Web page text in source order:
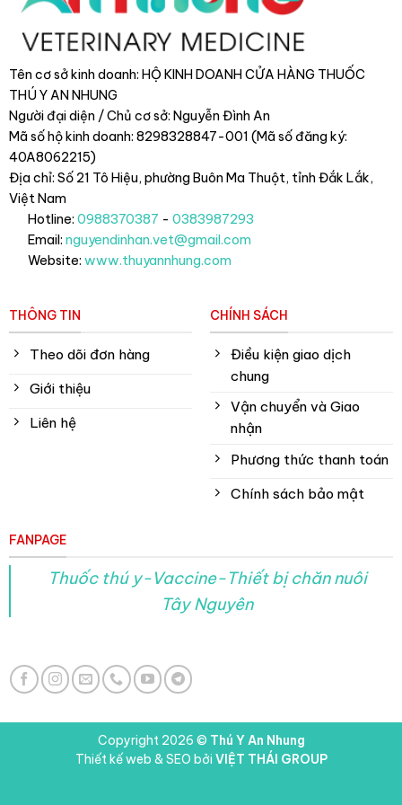
Tên cơ sở kinh doanh: HỘ KINH DOANH CỬA HÀNG THUỐC
THÚ Y AN NHUNG
Người đại diện / Chủ cơ sở: Nguyễn Đình An
Mã số hộ kinh doanh: 8298328847-001 (Mã số đăng ký:
40A8062215)
Địa chỉ: Số 21 Tô Hiệu, phường Buôn Ma Thuột, tỉnh Đắk Lắk,
Việt Nam
Hotline: 0988370387 - 0383987293
Email: nguyendinhan.vet@gmail.com
Website: www.thuyannhung.com
THÔNG TIN
Theo dõi đơn hàng
Giới thiệu
Liên hệ
CHÍNH SÁCH
Điều kiện giao dịch
chung
Vận chuyển và Giao
nhận
Phương thức thanh toán
Chính sách bảo mật
FANPAGE
Thuốc thú y-Vaccine-Thiết bị chăn nuôi
Tây Nguyên
Copyright 2026 © Thú Y An Nhung
Thiết kế web & SEO bởi VIỆT THÁI GROUP